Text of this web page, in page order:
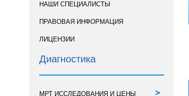
НАШИ СПЕЦИАЛИСТЫ
ПРАВОВАЯ ИНФОРМАЦИЯ
ЛИЦЕНЗИИ
Диагностика
МРТ ИССЛЕДОВАНИЯ И ЦЕНЫ >